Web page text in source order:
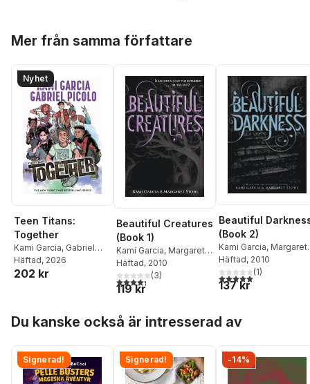
Mer från samma författare
Nyhet
Teen Titans:
Together
Kami Garcia, Gabriel
Picolo
Häftad, 2026
202 kr
Beautiful Creatures
(Book 1)
Kami Garcia, Margaret
Stohl
Häftad, 2010
4,3utav 5 stjärnor. Totalt antal röster:
(3)
119 kr
Beautiful
(Book 2)
Kami Garcia, Margaret
Stohl
Häftad, 2010
5,0utav 5 stjärnor.
(1)
137 kr
Du kanske också är intresserad av
Signerad! Signerad! -14%